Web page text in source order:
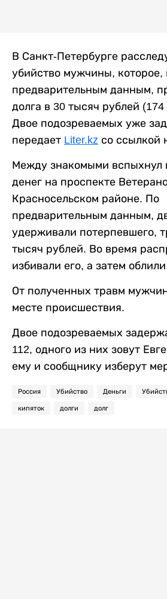
В Санкт-Петербурге
убийство мужчины, которое,
предварительным данным,
долга в 30 тысяч рублей
Двое подозреваемых уже
передает Liter.kz со ссылкой
Между знакомыми вспыхнул
денег на проспекте
Красносельском районе. По
предварительным данным,
удерживали потерпевшего,
тысяч рублей. Во время
избивали его, а затем
От полученных травм
месте происшествия.
Двое подозреваемых
112, одного из них зовут
ему и сообщнику изберут
Россия Убийство Деньги
кипяток долги долг